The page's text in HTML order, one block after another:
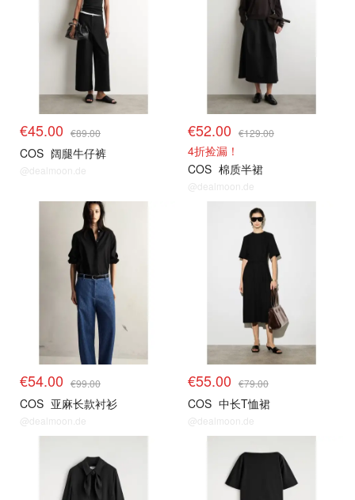
€45.00 €89.00
COS 阔腿牛仔裤
@dealmoon.de
€52.00 €129.00
4折捡漏！
COS 棉质半裙
@dealmoon.de
€54.00 €99.00
COS 亚麻长款衬衫
@dealmoon.de
€55.00 €79.00
COS 中长T恤裙
@dealmoon.de